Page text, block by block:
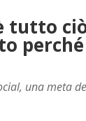
tutto
una meta